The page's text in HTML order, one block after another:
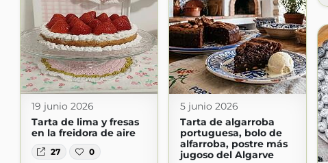
19 junio 2026
Tarta de lima y fresas
en la freidora de aire
27 0
5 junio 2026
Tarta de algarroba
portuguesa, bolo de
alfarroba, postre más
jugoso del Algarve